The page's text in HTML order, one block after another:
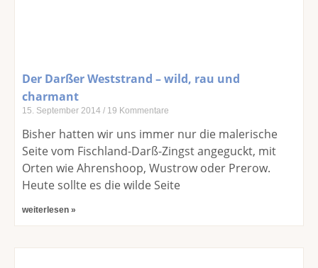
Der Darßer Weststrand – wild, rau und
charmant
15. September 2014 19 Kommentare
Bisher hatten wir uns immer nur die malerische
Seite vom Fischland-Darß-Zingst angeguckt, mit
Orten wie Ahrenshoop, Wustrow oder Prerow.
Heute sollte es die wilde Seite
weiterlesen »